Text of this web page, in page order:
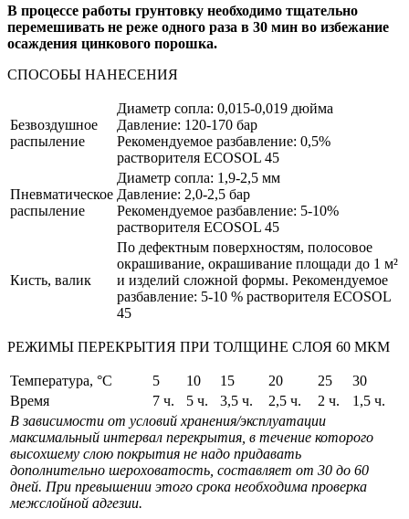
В процессе работы грунтовку необходимо тщательно
перемешивать не реже одного раза в 30 мин во избежание
осаждения цинкового порошка.
СПОСОБЫ НАНЕСЕНИЯ
Безвоздушное
распыление
Диаметр сопла: 0,015-0,019 дюйма
Давление: 120-170 бар
Рекомендуемое разбавление: 0,5%
растворителя ECOSOL 45
Пневматическое
распыление
Диаметр сопла: 1,9-2,5 мм
Давление: 2,0-2,5 бар
Рекомендуемое разбавление: 5-10%
растворителя ECOSOL 45
Кисть, валик
По дефектным поверхностям, полосовое
окрашивание, окрашивание площади до 1 м²
и изделий сложной формы. Рекомендуемое
разбавление: 5-10 % растворителя ECOSOL
45
РЕЖИМЫ ПЕРЕКРЫТИЯ ПРИ ТОЛЩИНЕ СЛОЯ 60 МКМ
Температура, °С 5 10 15 20 25
30
Время
7 ч. 5 ч. 3,5 ч. 2,5 ч. 2 ч.
1,5 ч.
В зависимости от условий хранения/эксплуатации
максимальный интервал перекрытия, в течение которого
высохшему слою покрытия не надо придавать
дополнительно шероховатость, составляет от 30 до 60
дней. При превышении этого срока необходима проверка
межслойной адгезии.